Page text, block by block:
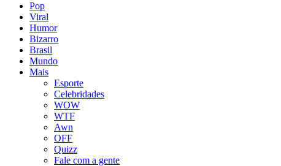
Pop
Viral
Humor
Bizarro
Brasil
Mundo
Mais
Esporte
Celebridades
WOW
WTF
Awn
OFF
Quizz
Fale com a gente